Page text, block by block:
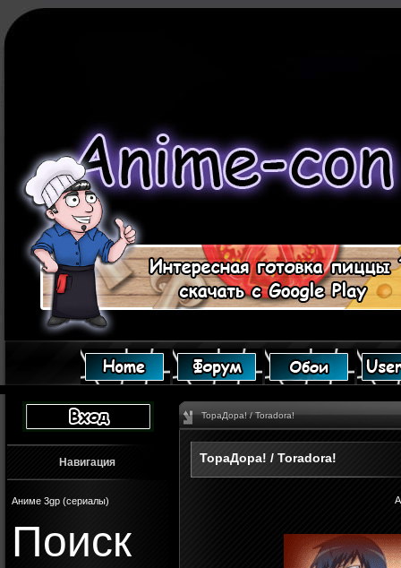
Навигация
Аниме 3gp (сериалы)
Поиск
ТораДора! / Toradora!
ТораДора! / Toradora!